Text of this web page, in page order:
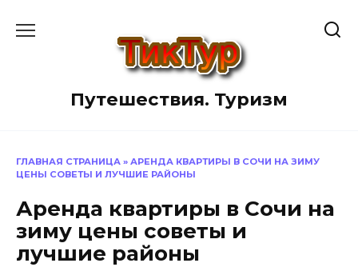
Путешествия. Туризм
ГЛАВНАЯ СТРАНИЦА » АРЕНДА КВАРТИРЫ В СОЧИ НА ЗИМУ
ЦЕНЫ СОВЕТЫ И ЛУЧШИЕ РАЙОНЫ
Аренда квартиры в Сочи на
зиму цены советы и
лучшие районы